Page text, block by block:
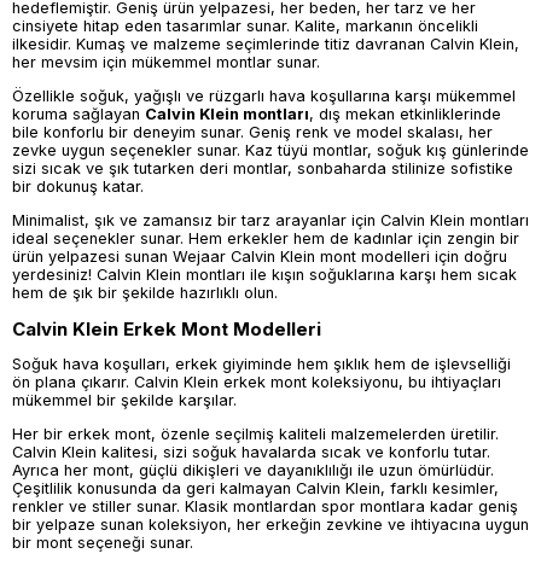
hedeflemiştir. Geniş ürün yelpazesi, her beden, her tarz ve her
cinsiyete hitap eden tasarımlar sunar. Kalite, markanın öncelikli
ilkesidir. Kumaş ve malzeme seçimlerinde titiz davranan Calvin Klein,
her mevsim için mükemmel montlar sunar.
Özellikle soğuk, yağışlı ve rüzgarlı hava koşullarına karşı mükemmel
koruma sağlayan Calvin Klein montları, dış mekan etkinliklerinde
bile konforlu bir deneyim sunar. Geniş renk ve model skalası, her
zevke uygun seçenekler sunar. Kaz tüyü montlar, soğuk kış günlerinde
sizi sıcak ve şık tutarken deri montlar, sonbaharda stilinize sofistike
bir dokunuş katar.
Minimalist, şık ve zamansız bir tarz arayanlar için Calvin Klein montları
ideal seçenekler sunar. Hem erkekler hem de kadınlar için zengin bir
ürün yelpazesi sunan Wejaar Calvin Klein mont modelleri için doğru
yerdesiniz! Calvin Klein montları ile kışın soğuklarına karşı hem sıcak
hem de şık bir şekilde hazırlıklı olun.
Calvin Klein Erkek Mont Modelleri
Soğuk hava koşulları, erkek giyiminde hem şıklık hem de işlevselliği
ön plana çıkarır. Calvin Klein erkek mont koleksiyonu, bu ihtiyaçları
mükemmel bir şekilde karşılar.
Her bir erkek mont, özenle seçilmiş kaliteli malzemelerden üretilir.
Calvin Klein kalitesi, sizi soğuk havalarda sıcak ve konforlu tutar.
Ayrıca her mont, güçlü dikişleri ve dayanıklılığı ile uzun ömürlüdür.
Çeşitlilik konusunda da geri kalmayan Calvin Klein, farklı kesimler,
renkler ve stiller sunar. Klasik montlardan spor montlara kadar geniş
bir yelpaze sunan koleksiyon, her erkeğin zevkine ve ihtiyacına uygun
bir mont seçeneği sunar.